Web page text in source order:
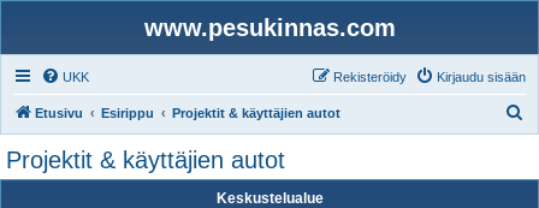
www.pesukinnas.com
UKK Kirjaudu sisään
Rekisteröidy
Etusivu Esirippu Projektit & käyttäjien autot
Projektit & käyttäjien autot
Keskustelualue